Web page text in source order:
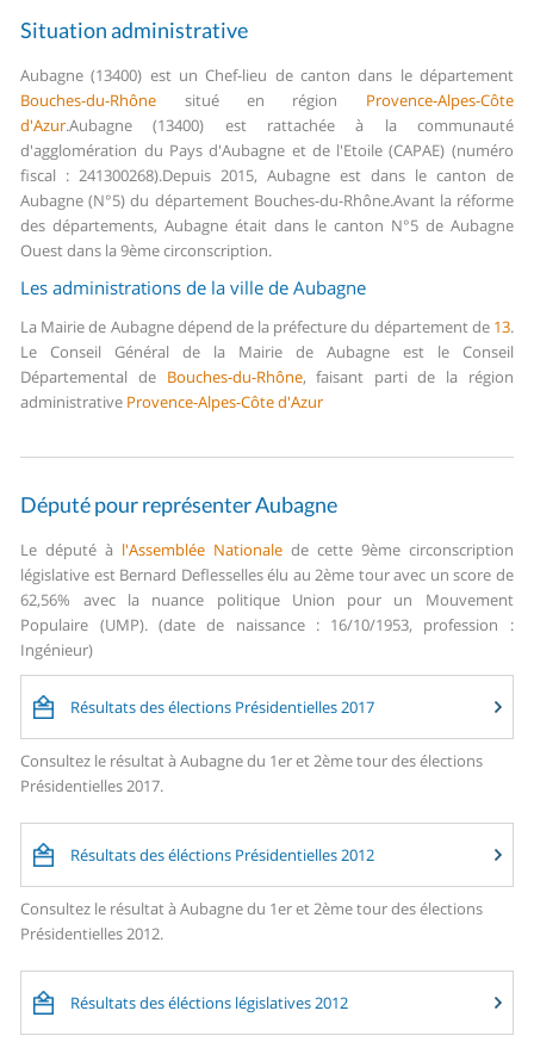
Situation administrative
Aubagne (13400) est un Chef-lieu de canton dans le département
Bouches-du-Rhône situé en région Provence-Alpes-Côte
d'Azur.Aubagne (13400) est rattachée à la communauté
d'agglomération du Pays d'Aubagne et de l'Etoile (CAPAE) (numéro
fiscal : 241300268).Depuis 2015, Aubagne est dans le canton de
Aubagne (N°5) du département Bouches-du-Rhône.Avant la réforme
des départements, Aubagne était dans le canton N°5 de Aubagne
Ouest dans la 9ème circonscription.
Les administrations de la ville de Aubagne
La Mairie de Aubagne dépend de la préfecture du département de 13.
Le Conseil Général de la Mairie de Aubagne est le Conseil
Départemental de Bouches-du-Rhône, faisant parti de la région
administrative Provence-Alpes-Côte d'Azur
Député pour représenter Aubagne
Le député à l'Assemblée Nationale de cette 9ème circonscription
législative est Bernard Deflesselles élu au 2ème tour avec un score de
62,56% avec la nuance politique Union pour un Mouvement
Populaire (UMP). (date de naissance : 16/10/1953, profession :
Ingénieur)
Résultats des élections Présidentielles 2017
Consultez le résultat à Aubagne du 1er et 2ème tour des élections
Présidentielles 2017.
Résultats des éléctions Présidentielles 2012
Consultez le résultat à Aubagne du 1er et 2ème tour des élections
Présidentielles 2012.
Résultats des éléctions législatives 2012